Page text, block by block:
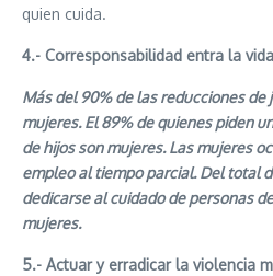
quien cuida.
4.- Corresponsabilidad entra la
Más del 90% de las reducciones de
mujeres. El 89% de quienes piden
de hijos son mujeres. Las mujeres
empleo al tiempo parcial. Del total
dedicarse al cuidado de personas
mujeres.
5.- Actuar y erradicar la violencia